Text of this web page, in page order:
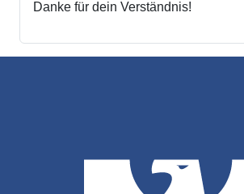
Danke für dein Verständnis!